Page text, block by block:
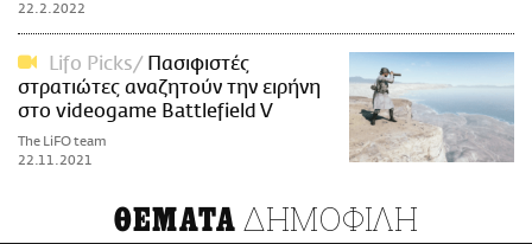
22.2.2022
Lifo Picks
Πασιφιστές
στρατιώτες αναζητούν την ειρήνη
στο videogame Battlefield V
The LiFO team
22.11.2021
ΘΕΜΑΤΑ ΔΗΜΟΦΙΛΗ